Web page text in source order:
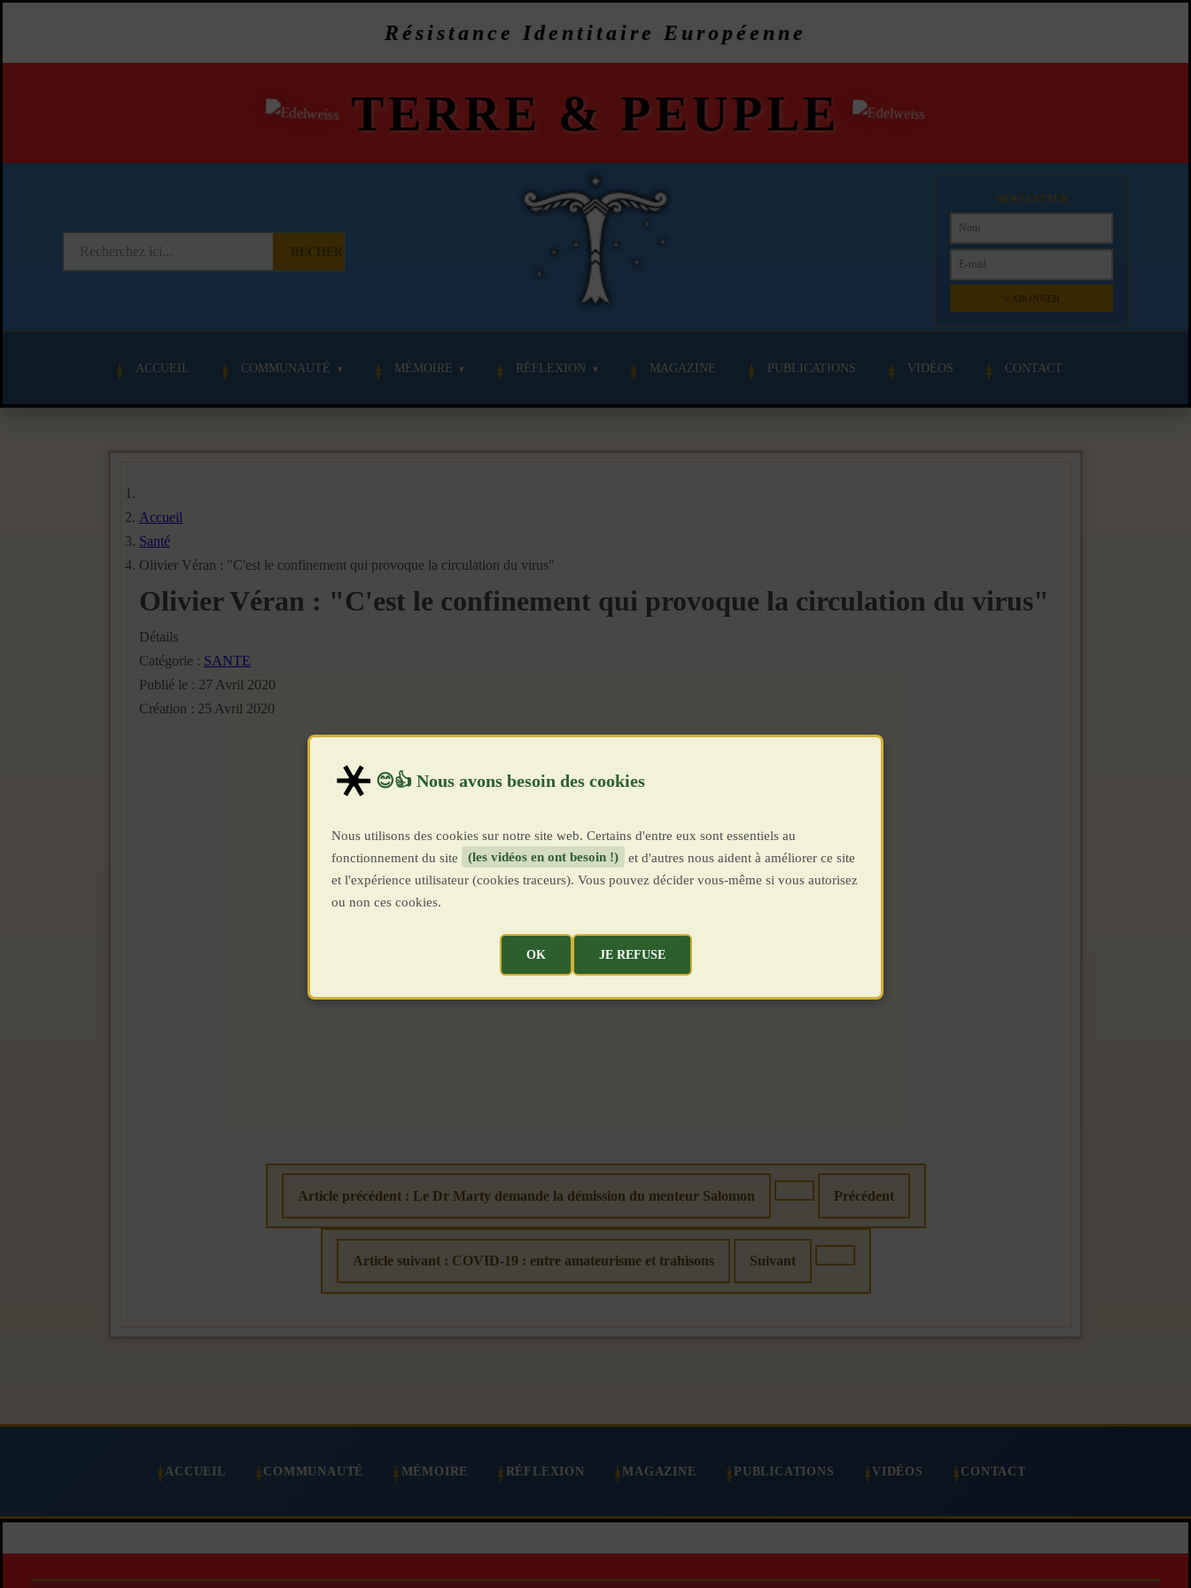
Résistance Identitaire Européenne
TERRE & PEUPLE
NEWSLETTER
ACCUEIL COMMUNAUTÉ MÉMOIRE RÉFLEXION MAGAZINE PUBLICATIONS VIDÉOS CONTACT
Accueil
Santé
Olivier Véran : "C'est le confinement qui provoque la circulation du virus"
Olivier Véran : "C'est le confinement qui provoque la circulation du virus"
Détails
Catégorie : SANTE
Publié le : 27 Avril 2020
Création : 25 Avril 2020
Article précédent : Le Dr Marty demande la démission du menteur Salomon Précédent
Article suivant : COVID-19 : entre amateurisme et trahisons Suivant
ACCUEIL COMMUNAUTÉ MÉMOIRE RÉFLEXION MAGAZINE PUBLICATIONS VIDÉOS CONTACT
Nous utilisons des cookies sur notre site web. Certains d'entre eux sont essentiels au
fonctionnement du site
(les vidéos en ont besoin !)
et d'autres nous aident à améliorer ce site
et l'expérience utilisateur (cookies traceurs). Vous pouvez décider vous-même si vous autorisez
ou non ces cookies.
OK JE REFUSE